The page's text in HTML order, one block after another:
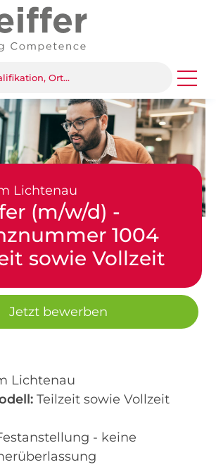
Lichtenau
(m/w/d) -
1004
sowie Vollzeit
Jetzt bewerben
Lichtenau
Teilzeit sowie Vollzeit
- keine